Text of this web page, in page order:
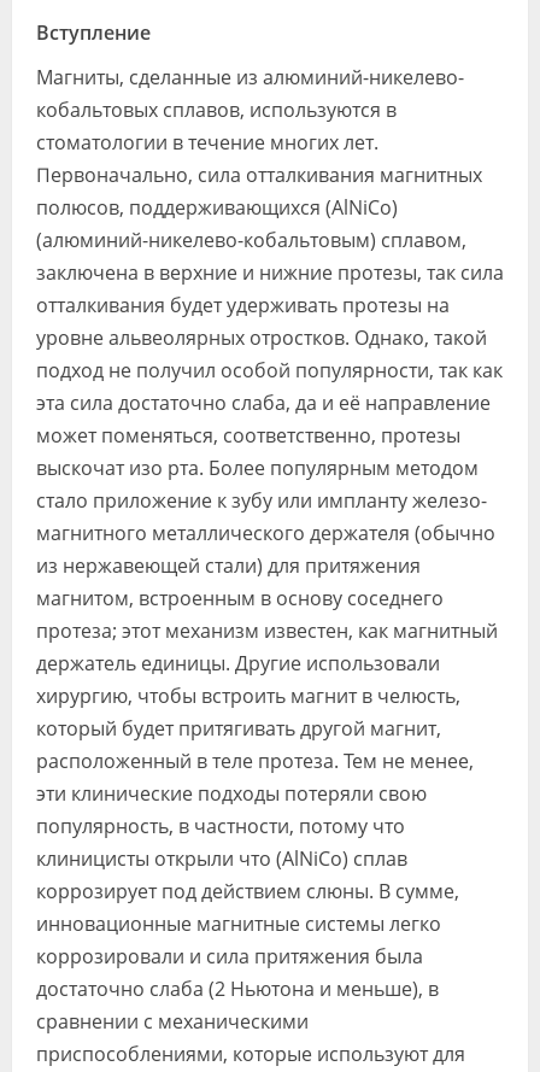
Видео
Форум
Клиники
Специалисты
Блоги
Вступление
Магниты, сделанные из алюминий-никелево-
кобальтовых сплавов, используются в
стоматологии в течение многих лет.
Первоначально, сила отталкивания магнитных
полюсов, поддерживающихся (AlNiCo)
(алюминий-никелево-кобальтовым) сплавом,
заключена в верхние и нижние протезы, так сила
отталкивания будет удерживать протезы на
уровне альвеолярных отростков. Однако, такой
подход не получил особой популярности, так как
эта сила достаточно слаба, да и её направление
может поменяться, соответственно, протезы
выскочат изо рта. Более популярным методом
стало приложение к зубу или импланту железо-
магнитного металлического держателя (обычно
из нержавеющей стали) для притяжения
магнитом, встроенным в основу соседнего
протеза; этот механизм известен, как магнитный
держатель единицы. Другие использовали
хирургию, чтобы встроить магнит в челюсть,
который будет притягивать другой магнит,
расположенный в теле протеза. Тем не менее,
эти клинические подходы потеряли свою
популярность, в частности, потому что
клиницисты открыли что (AlNiCo) сплав
коррозирует под действием слюны. В сумме,
инновационные магнитные системы легко
коррозировали и сила притяжения была
достаточно слаба (2 Ньютона и меньше), в
сравнении с механическими
приспособлениями, которые используют для